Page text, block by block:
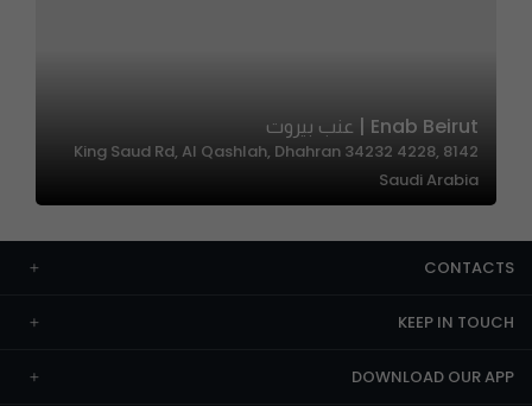
Enab Beirut | عنب بيروت
8142 King Saud Rd, Al Qashlah, Dhahran 34232 4228,
Saudi Arabia
CONTACTS
KEEP IN TOUCH
DOWNLOAD OUR APP